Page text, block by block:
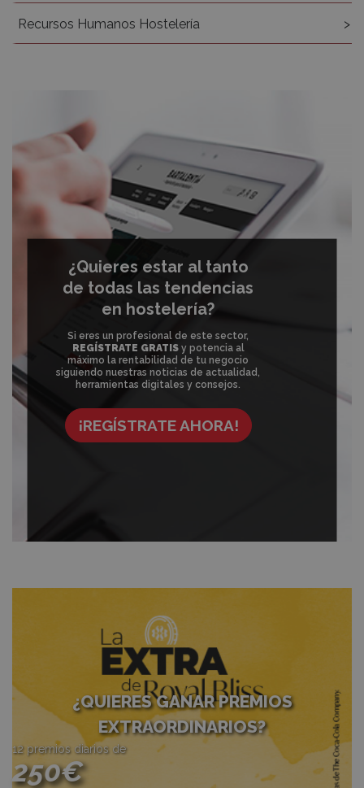
Recursos Humanos Hostelería
¿Quieres estar al tanto
de todas las tendencias
en hostelería?
Si eres un profesional de este sector,
REGÍSTRATE GRATISy potencia al
máximo la rentabilidad de tu negocio
siguiendo nuestras noticias de actualidad,
herramientas digitales y consejos.
¡REGÍSTRATE AHORA!
¿QUIERES GANAR PREMIOS
EXTRAORDINARIOS?
12 premios diarios de
250€